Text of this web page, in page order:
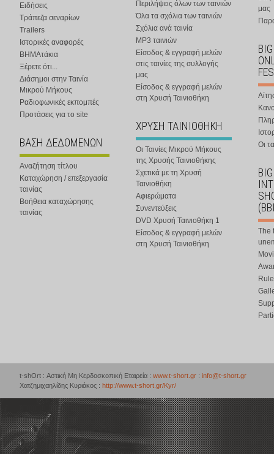
Ειδήσεις
Τράπεζα σεναρίων
Trailers
Ιστορικές αναφορές
ΒΗΜΑτάκια
Ξέρετε ότι...
Διάσημοι στην Ταινία
Μικρού Μήκους
Ραδιοφωνικές εκπομπές
Προτάσεις για το site
ΒΑΣΗ ΔΕΔΟΜΕΝΩΝ
Αναζήτηση τίτλου
Καταχώρηση / επεξεργασία
ταινίας
Βοήθεια καταχώρησης
ταινίας
Περιλήψεις όλων των ταινιών
Όλα τα σχόλια των ταινιών
Σχόλια ανά ταινία
MP3 ταινιών
Είσοδος & εγγραφή μελών
στις ταινίες της συλλογής
μας
Είσοδος & εγγραφή μελών
στη Χρυσή Ταινιοθήκη
ΧΡΥΣΗ ΤΑΙΝΙΟΘΗΚΗ
Οι Ταινίες Μικρού Μήκους
της Χρυσής Ταινιοθήκης
Σχετικά με τη Χρυσή
Ταινιοθήκη
Αφιερώματα
Συνεντεύξεις
DVD Χρυσή Ταινιοθήκη 1
Είσοδος & εγγραφή μελών
στη Χρυσή Ταινιοθήκη
μας
Οι
The
t-shOrt : Αστική Μη Κερδοσκοπική Εταιρεία : www.t-short.gr : info@t-short.gr
Χατζημιχαηλίδης Κυριάκος : http://www.t-short.gr/Kyr/